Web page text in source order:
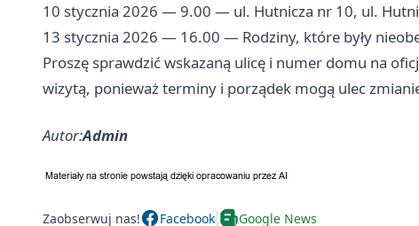
10 stycznia 2026 — 9.00 — ul. Hutnicza nr 10, ul.
13 stycznia 2026 — 16.00 — Rodziny, które były
Proszę sprawdzić wskazaną ulicę i numer domu na
wizytą, ponieważ terminy i porządek mogą ulec
Autor:Admin
Zaobserwuj nas! Facebook Google News